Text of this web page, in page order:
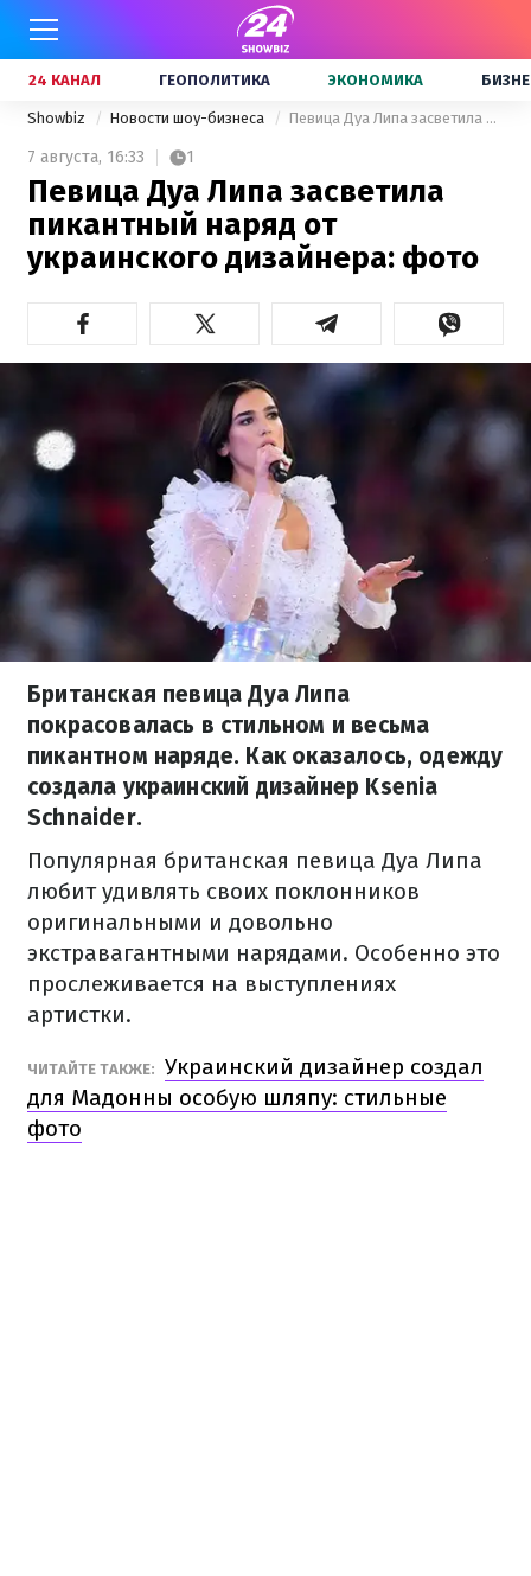
24 КАНАЛ ГЕОПОЛИТИКА ЭКОНОМИКА
Showbiz Новости шоу-бизнеса Певица Дуа Липа засветила пикантный наряд от украинского дизайнера: фото
7 августа, 16:33 1
Певица Дуа Липа засветила
пикантный наряд от
украинского дизайнера: фото
Британская певица Дуа Липа
покрасовалась в стильном и весьма
пикантном наряде. Как оказалось, одежду
создала украинский дизайнер Ksenia
Schnaider.
Популярная британская певица Дуа Липа
любит удивлять своих поклонников
оригинальными и довольно
экстравагантными нарядами. Особенно это
прослеживается на выступлениях
артистки.
ЧИТАЙТЕ ТАКЖЕ: Украинский дизайнер создал
для Мадонны особую шляпу: стильные
фото